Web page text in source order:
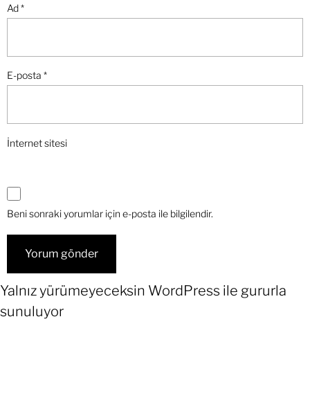
Ad*
E-posta *
İnternet sitesi
Beni sonraki yorumlar için e-posta ile bilgilendir.
Yalnız yürümeyeceksin WordPress ile gururla
sunuluyor